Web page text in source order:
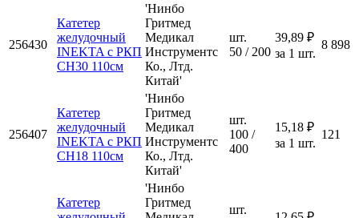
256430
Катетер
желудочный
INEKTA с РКП
CH30 110см
'Нинбо
Гритмед
Медикал
Инструментс
Ко., Лтд.
Китай'
шт.
50 / 200
39,89 ₽
за 1 шт.
8 898
256407
Катетер
желудочный
INEKTA с РКП
CH18 110см
'Нинбо
Гритмед
Медикал
Инструментс
Ко., Лтд.
Китай'
шт.
100 /
400
15,18 ₽
за 1 шт.
121
Катетер
'Нинбо
Гритмед
шт.